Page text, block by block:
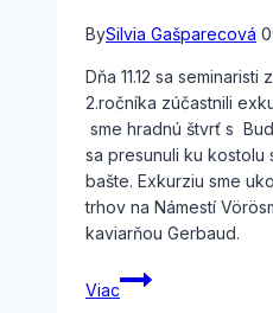
BySilvia Gašparecová
Dňa 11.12 sa
2.ročníka zúčastnili
sme hradnú štvrť s
sa presunuli ku kostolu
bašte. Exkurziu sme
trhov na Námestí
kaviarňou Gerbaud.
Viac
Exkurzia
Budapešť